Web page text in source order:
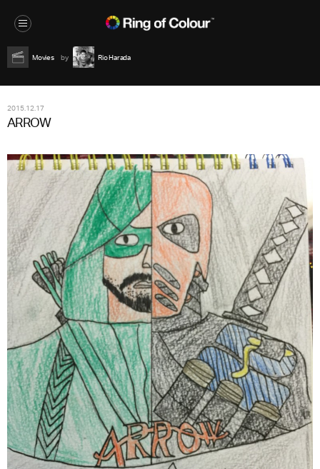
Movies Rio Harada
2015.12.17
ARROW